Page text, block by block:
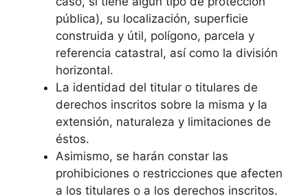
pública), su localización, superficie
construida y útil, polígono, parcela y
referencia catastral, así como la división
horizontal.
La identidad del titular o titulares de
derechos inscritos sobre la misma y la
extensión, naturaleza y limitaciones de
éstos.
Asimismo, se harán constar las
prohibiciones o restricciones que afecten
a los titulares o a los derechos inscritos.